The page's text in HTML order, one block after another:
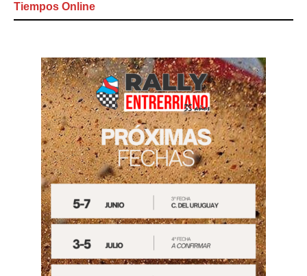
Tiempos Online